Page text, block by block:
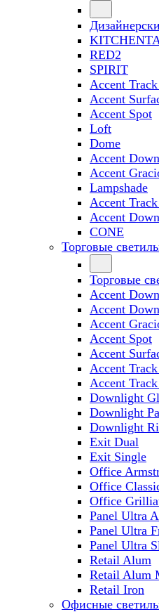
RED2
SPIRIT
Accent
Accent
Accent Spot
Loft
Dome
Accent
Accent
Lampshade
Accent
Accent
CONE
Торговые
Торговые
Accent
Accent
Accent
Accent Spot
Accent
Accent
Accent
Downlight
Downlight
Downlight
Exit Dual
Exit Single
Office
Office
Office
Panel Ultra
Panel Ultra
Panel Ultra
Retail Alum
Retail Alum
Retail Iron
Офисные